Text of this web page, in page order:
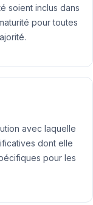
soient inclus dans
pour toutes
avec laquelle
dont elle
pour les